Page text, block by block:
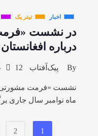
اخبار تیتر یک
در نشست
درباره
By پیک‌آفتاب 12 عقرب 1401
نشست «فرمت مشورتی
ماه نوامبر سال جاری
1
2